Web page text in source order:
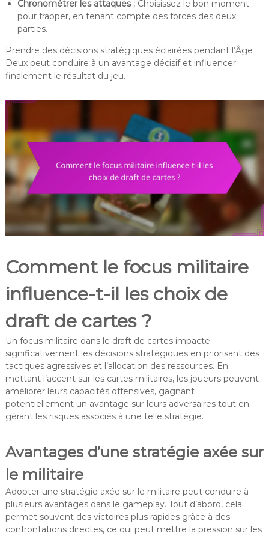
Chronométrer les attaques :Choisissez le bon moment
pour frapper, en tenant compte des forces des deux
parties.
Prendre des décisions stratégiques éclairées pendant l’Âge
Deux peut conduire à un avantage décisif et influencer
finalement le résultat du jeu.
Comment le focus militaire
influence-t-il les choix de
draft de cartes ?
Un focus militaire dans le draft de cartes impacte
significativement les décisions stratégiques en priorisant des
tactiques agressives et l’allocation des ressources. En
mettant l’accent sur les cartes militaires, les joueurs peuvent
améliorer leurs capacités offensives, gagnant
potentiellement un avantage sur leurs adversaires tout en
gérant les risques associés à une telle stratégie.
Avantages d’une stratégie axée sur
le militaire
Adopter une stratégie axée sur le militaire peut conduire à
plusieurs avantages dans le gameplay. Tout d’abord, cela
permet souvent des victoires plus rapides grâce à des
confrontations directes, ce qui peut mettre la pression sur les